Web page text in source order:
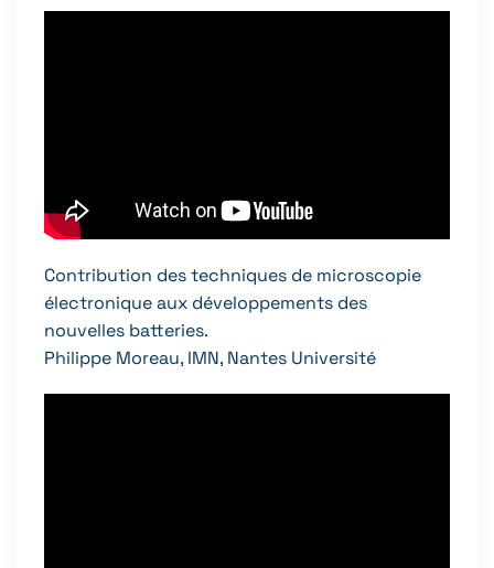
Contribution des techniques de microscopie
électronique aux développements des
nouvelles batteries.
Philippe Moreau, IMN, Nantes Université